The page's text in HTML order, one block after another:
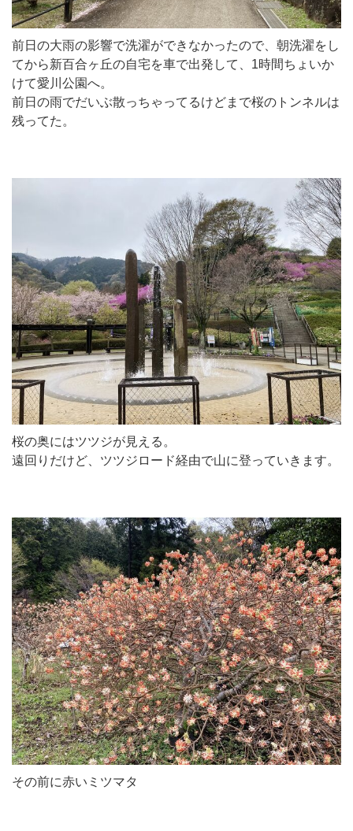
前日の大雨の影響で洗濯ができなかったので、朝洗濯をし
てから新百合ヶ丘の自宅を車で出発して、1時間ちょいか
けて愛川公園へ。
前日の雨でだいぶ散っちゃってるけどまで桜のトンネルは
残ってた。
桜の奥にはツツジが見える。
遠回りだけど、ツツジロード経由で山に登っていきます。
その前に赤いミツマタ